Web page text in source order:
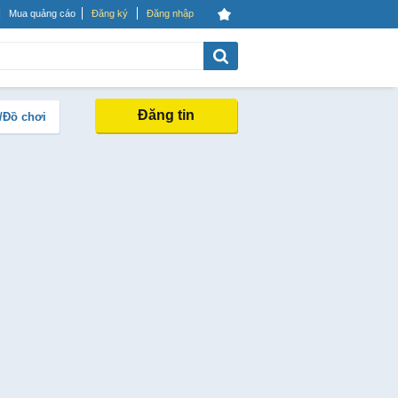
Mua quảng cáo Đăng ký Đăng nhập
Đồ chơi Đăng tin